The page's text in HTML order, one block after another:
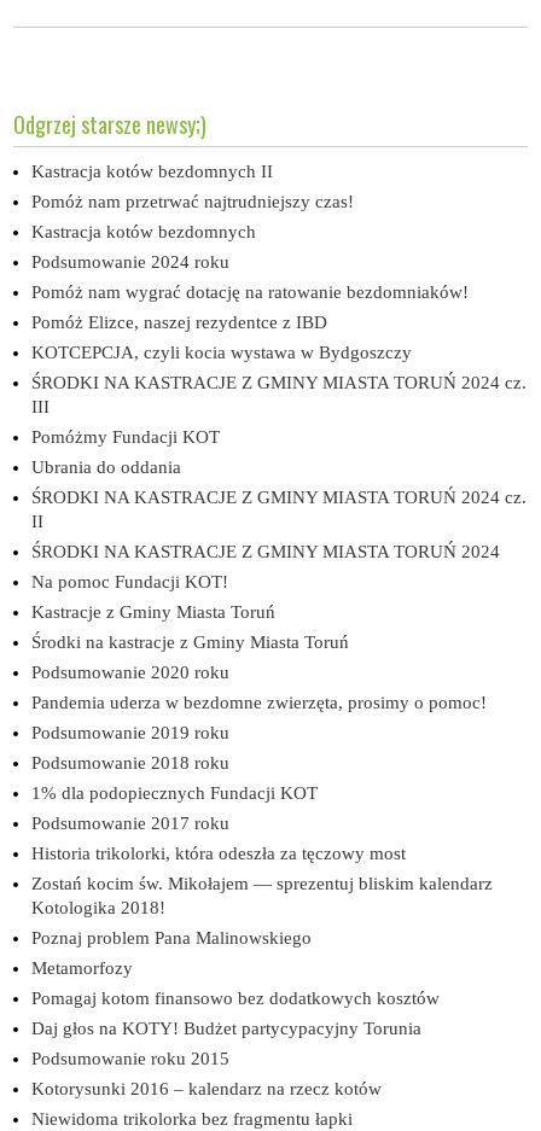
Odgrzej starsze newsy;)
Kastracja kotów bezdomnych II
Pomóż nam przetrwać najtrudniejszy czas!
Kastracja kotów bezdomnych
Podsumowanie 2024 roku
Pomóż nam wygrać dotację na ratowanie bezdomniaków!
Pomóż Elizce, naszej rezydentce z IBD
KOTCEPCJA, czyli kocia wystawa w Bydgoszczy
ŚRODKI NA KASTRACJE Z GMINY MIASTA TORUŃ 2024 cz.
III
Pomóżmy Fundacji KOT
Ubrania do oddania
ŚRODKI NA KASTRACJE Z GMINY MIASTA TORUŃ 2024 cz.
II
ŚRODKI NA KASTRACJE Z GMINY MIASTA TORUŃ 2024
Na pomoc Fundacji KOT!
Kastracje z Gminy Miasta Toruń
Środki na kastracje z Gminy Miasta Toruń
Podsumowanie 2020 roku
Pandemia uderza w bezdomne zwierzęta, prosimy o pomoc!
Podsumowanie 2019 roku
Podsumowanie 2018 roku
1% dla podopiecznych Fundacji KOT
Podsumowanie 2017 roku
Historia trikolorki, która odeszła za tęczowy most
Zostań kocim św. Mikołajem — sprezentuj bliskim kalendarz
Kotologika 2018!
Poznaj problem Pana Malinowskiego
Metamorfozy
Pomagaj kotom finansowo bez dodatkowych kosztów
Daj głos na KOTY! Budżet partycypacyjny Torunia
Podsumowanie roku 2015
Kotorysunki 2016 – kalendarz na rzecz kotów
Niewidoma trikolorka bez fragmentu łapki